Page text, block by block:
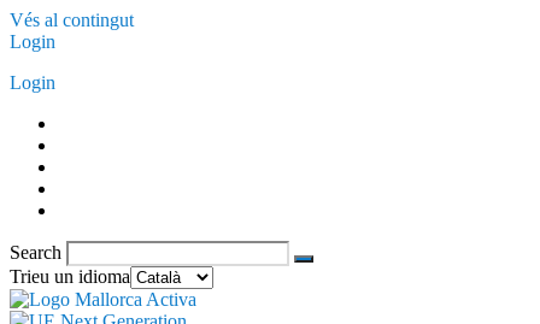
Vés al contingut
Login
Login
Search
Trieu un idioma